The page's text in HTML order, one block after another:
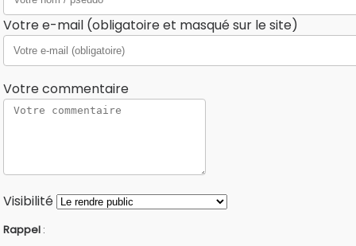
Votre e-mail (obligatoire et masqué sur le site)
Votre commentaire
Visibilité
Rappel :